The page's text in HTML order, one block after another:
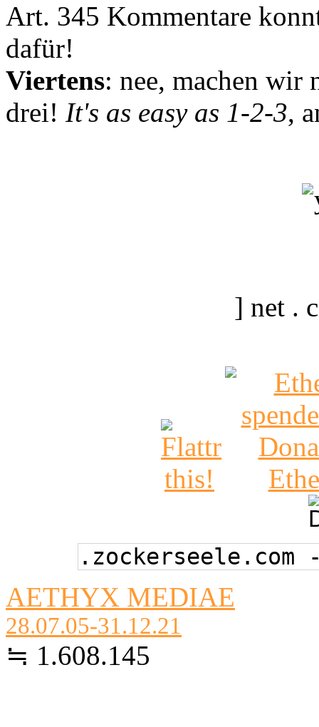
Art. 345 Kommentare
dafür!
Viertens: nee, machen wir
drei! It's as easy as 1-2-3,
] net .
AETHYX MEDIAE
28.07.05-31.12.21
≒ 1.608.145